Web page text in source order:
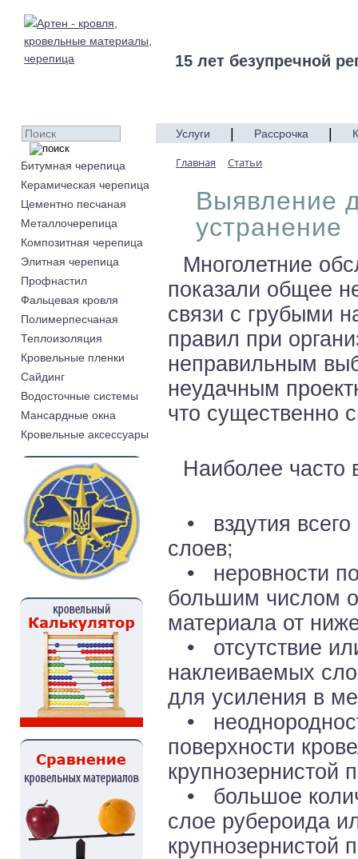
15 лет безупречной
Битумная черепица
Керамическая черепица
Цементно песчаная
Металлочерепица
Композитная черепица
Элитная черепица
Профнастил
Фальцевая кровля
Полимерпесчаная
Теплоизоляция
Кровельные пленки
Cайдинг
Водосточные системы
Мансардные окна
Кровельные аксессуары
Услуги Рассрочка
Главная Статьи
Выявление
устранение
Многолетние
показали общее
связи с грубыми
правил при
неправильным
неудачным
что существенно
Наиболее
• вздутия всего
слоев;
• неровности
большим числом
материала от
• отсутствие
наклеиваемых
для усиления в
•
поверхности
крупнозернистой
• большое
слое рубероида
крупнозернистой